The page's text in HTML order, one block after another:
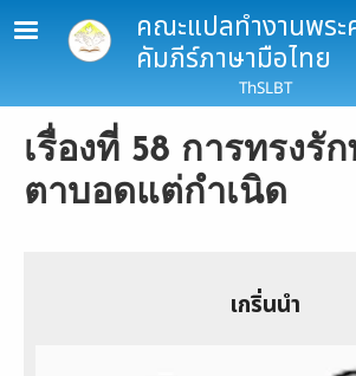
Skip to main contentคณะแปลทำงานพระ
คัมภีร์ภาษามือไทย
ThSLBT
เรื่องที่ 58 การทรงรั
ตาบอดแต่กำเนิด
เกริ่นนำ